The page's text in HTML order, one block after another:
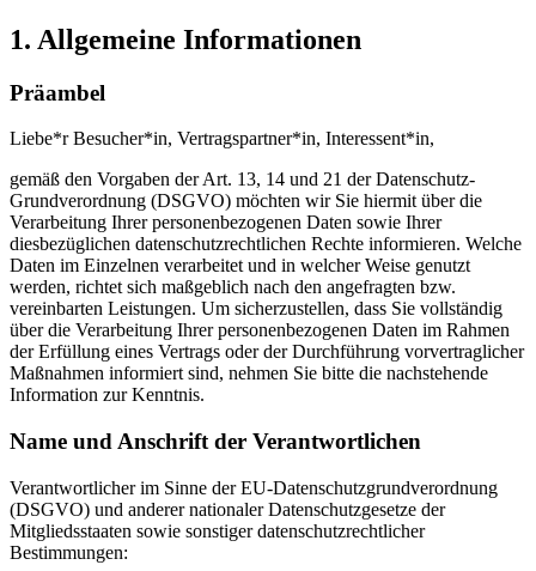
1. Allgemeine Informationen
Präambel
Liebe*r Besucher*in, Vertragspartner*in, Interessent*in,
gemäß den Vorgaben der Art. 13, 14 und 21 der Datenschutz-
Grundverordnung (DSGVO) möchten wir Sie hiermit über die
Verarbeitung Ihrer personenbezogenen Daten sowie Ihrer
diesbezüglichen datenschutzrechtlichen Rechte informieren. Welche
Daten im Einzelnen verarbeitet und in welcher Weise genutzt
werden, richtet sich maßgeblich nach den angefragten bzw.
vereinbarten Leistungen. Um sicherzustellen, dass Sie vollständig
über die Verarbeitung Ihrer personenbezogenen Daten im Rahmen
der Erfüllung eines Vertrags oder der Durchführung vorvertraglicher
Maßnahmen informiert sind, nehmen Sie bitte die nachstehende
Information zur Kenntnis.
Name und Anschrift der Verantwortlichen
Verantwortlicher im Sinne der EU-Datenschutzgrundverordnung
(DSGVO) und anderer nationaler Datenschutzgesetze der
Mitgliedsstaaten sowie sonstiger datenschutzrechtlicher
Bestimmungen: